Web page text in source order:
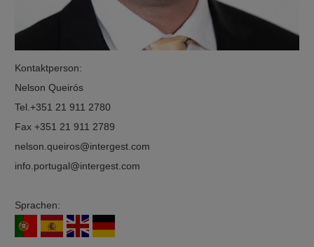
Kontaktperson:
Nelson Queirós
Tel. +351 21 911 2780
Fax +351 21 911 2789
nelson.queiros
intergest.com
info.portugal
intergest.com
Sprachen: